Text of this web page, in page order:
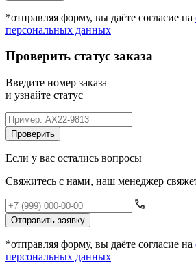
*отправляя форму, вы даёте согласие на
персональных данных
Проверить статус заказа
Введите номер заказа
и узнайте статус
Проверить
Если у вас остались вопросы
Свяжитесь с нами, наш менеджер
Отправить заявку
*отправляя форму, вы даёте согласие на
персональных данных